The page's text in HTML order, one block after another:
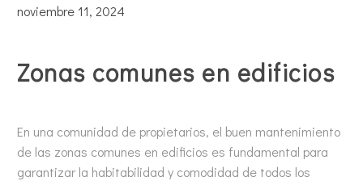
noviembre 11, 2024
Zonas comunes en edificios
En una comunidad de propietarios, el buen mantenimiento
de las zonas comunes en edificios es fundamental para
garantizar la habitabilidad y comodidad de todos los